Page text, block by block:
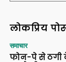
लोकप्रिय
समाचार
फोन-पे से ठगी